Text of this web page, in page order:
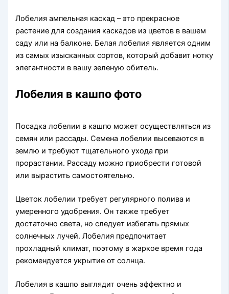
Лобелия ампельная каскад – это прекрасное
растение для создания каскадов из цветов в вашем
саду или на балконе. Белая лобелия является одним
из самых изысканных сортов, который добавит нотку
элегантности в вашу зеленую обитель.
Лобелия в кашпо фото
Посадка лобелии в кашпо может осуществляться из
семян или рассады. Семена лобелии высеваются в
землю и требуют тщательного ухода при
прорастании. Рассаду можно приобрести готовой
или вырастить самостоятельно.
Цветок лобелии требует регулярного полива и
умеренного удобрения. Он также требует
достаточно света, но следует избегать прямых
солнечных лучей. Лобелия предпочитает
прохладный климат, поэтому в жаркое время года
рекомендуется укрытие от солнца.
Лобелия в кашпо выглядит очень эффектно и